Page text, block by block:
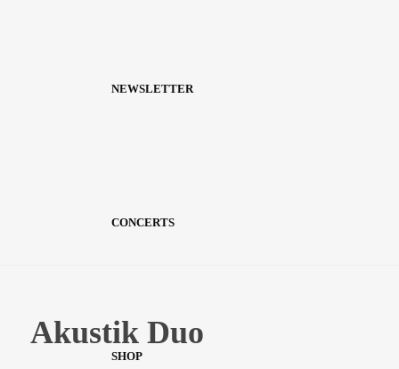
NEWSLETTER
CONCERTS
SHOP
Akustik Duo